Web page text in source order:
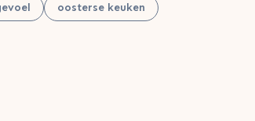
oosterse keuken